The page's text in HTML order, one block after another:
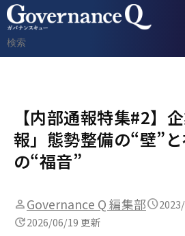
内部通
コンプライアン
不正対
【内部通報特集#2】
報」態勢整備の“壁”
の“福音”
Governance Q 編集部
2026/06/19 更新